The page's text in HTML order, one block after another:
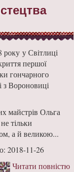
року у Світлиці
першої
гончарного
з Вороновиці
майстрів Ольга
тільки
а й великою...
2018-11-26
Читати повністю